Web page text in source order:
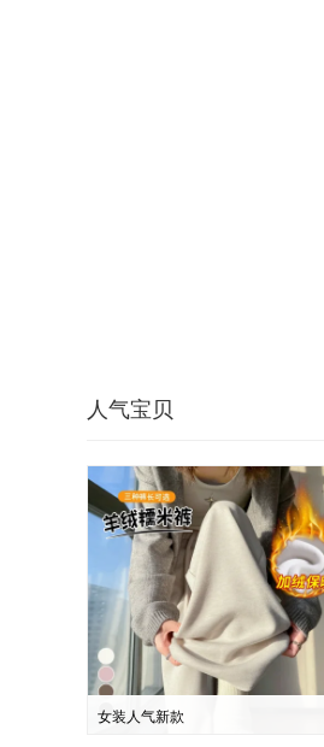
人气宝贝
女装人气新款